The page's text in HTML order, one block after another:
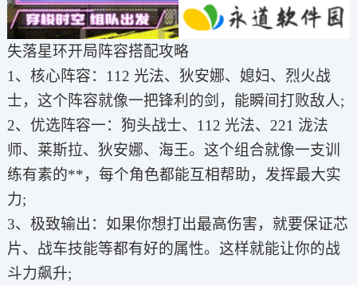
失落星环开局阵容搭配攻略
1、核心阵容：112 光法、狄安娜、媳妇、烈火战
士，这个阵容就像一把锋利的剑，能瞬间打败敌人;
2、优选阵容一：狗头战士、112 光法、221 泷法
师、莱斯拉、狄安娜、海王。这个组合就像一支训
练有素的**，每个角色都能互相帮助，发挥最大实
力;
3、极致输出：如果你想打出最高伤害，就要保证芯
片、战车技能等都有好的属性。这样就能让你的战
斗力飙升;